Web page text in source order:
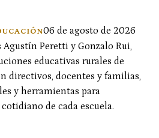
06 de agosto de 2026
Agustín Peretti y Gonzalo Rui,
educativas rurales de
directivos, docentes y familias,
y herramientas para
de cada escuela.